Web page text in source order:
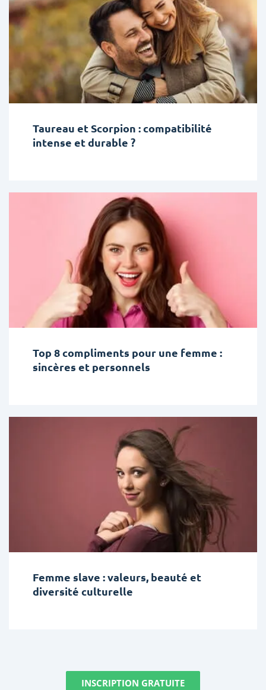
Taureau et Scorpion : compatibilité
intense et durable ?
Top 8 compliments pour une femme :
sincères et personnels
Femme slave : valeurs, beauté et
diversité culturelle
INSCRIPTION GRATUITE